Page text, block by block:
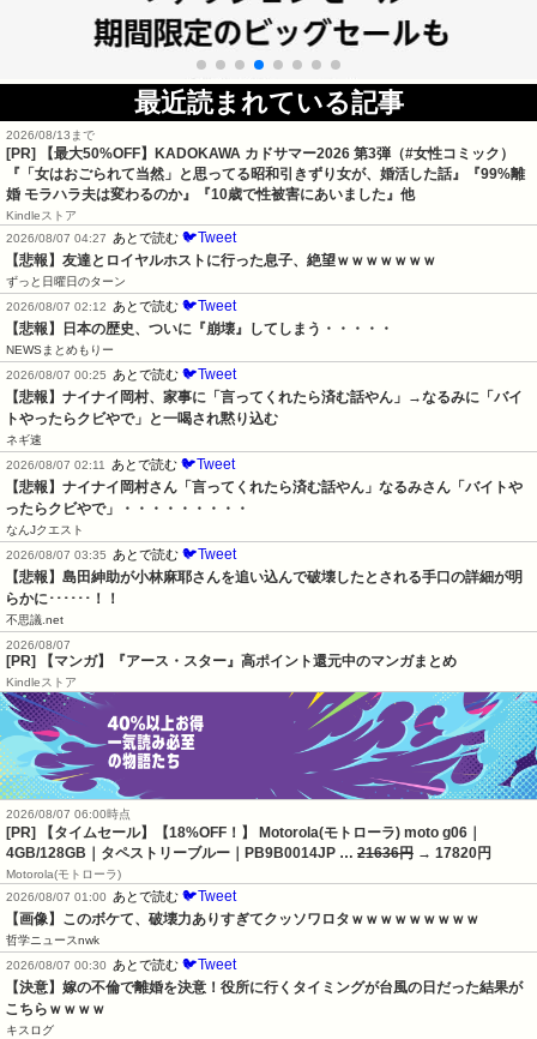
最近読まれている記事
2026/08/13まで
[PR]
【最大50%OFF】KADOKAWA カドサマー2026 第3弾（#女性コミック）
『「女はおごられて当然」と思ってる昭和引きずり女が、婚活した話』『99%離
婚 モラハラ夫は変わるのか』『10歳で性被害にあいました』他
Kindleストア
2026/08/07 04:27
あとで読む 🐦Tweet
【悲報】友達とロイヤルホストに行った息子、絶望ｗｗｗｗｗｗｗ
ずっと日曜日のターン
2026/08/07 02:12
あとで読む 🐦Tweet
【悲報】日本の歴史、ついに『崩壊』してしまう・・・・・
NEWSまとめもりー
2026/08/07 00:25
あとで読む 🐦Tweet
【悲報】ナイナイ岡村、家事に「言ってくれたら済む話やん」→なるみに「バイ
トやったらクビやで」と一喝され黙り込む
ネギ速
2026/08/07 02:11
あとで読む 🐦Tweet
【悲報】ナイナイ岡村さん「言ってくれたら済む話やん」なるみさん「バイトや
ったらクビやで」・・・・・・・・・
なんJクエスト
2026/08/07 03:35
あとで読む 🐦Tweet
【悲報】島田紳助が小林麻耶さんを追い込んで破壊したとされる手口の詳細が明
らかに･･････！！
不思議.net
2026/08/07
[PR] 【マンガ】『アース・スター』高ポイント還元中のマンガまとめ
Kindleストア
2026/08/07 06:00時点
[PR] 【タイムセール】【18%OFF！】 Motorola(モトローラ) moto g06｜
4GB/128GB｜タペストリーブルー｜PB9B0014JP … 21636円 → 17820円
Motorola(モトローラ)
2026/08/07 01:00
あとで読む 🐦Tweet
【画像】このボケて、破壊力ありすぎてクッソワロタｗｗｗｗｗｗｗｗｗ
哲学ニュースnwk
2026/08/07 00:30
あとで読む 🐦Tweet
【決意】嫁の不倫で離婚を決意！役所に行くタイミングが台風の日だった結果が
こちらｗｗｗｗ
キスログ